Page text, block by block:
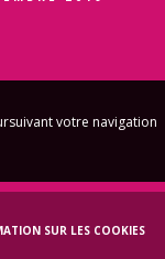
SUR LES COOKIES
votre navigation